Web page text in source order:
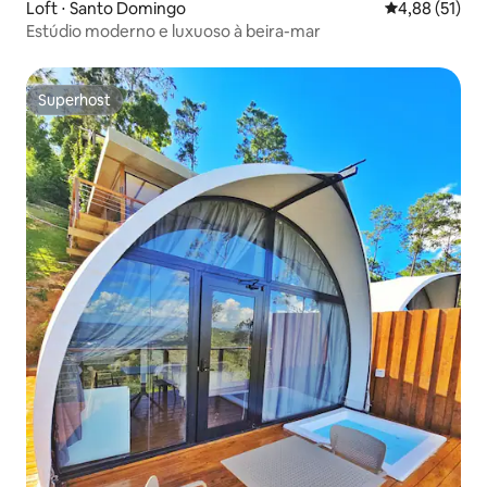
Loft ⋅ Santo Domingo 4,88 de uma
4,88 (51)
Estúdio moderno e luxuoso à beira-mar
Superhost
Superhost